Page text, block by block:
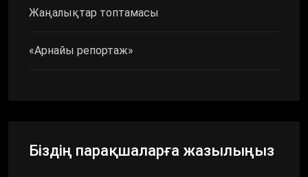
Жаңалықтар топтамасы
«Арнайы репортаж»
Біздің парақшаларға жазылыңыз